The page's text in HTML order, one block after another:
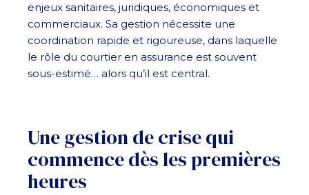
enjeux sanitaires, juridiques, économiques et
commerciaux. Sa gestion nécessite une
coordination rapide et rigoureuse, dans laquelle
le rôle du courtier en assurance est souvent
sous-estimé… alors qu’il est central.
Une gestion de crise qui
commence dès les premières
heures